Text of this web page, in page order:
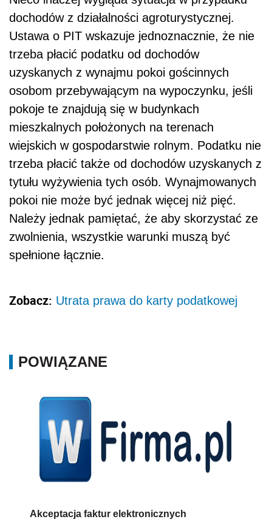
dochodów z działalności agroturystycznej.
Ustawa o PIT wskazuje jednoznacznie, że nie
trzeba płacić podatku od dochodów
uzyskanych z wynajmu pokoi gościnnych
osobom przebywającym na wypoczynku, jeśli
pokoje te znajdują się w budynkach
mieszkalnych położonych na terenach
wiejskich w gospodarstwie rolnym. Podatku nie
trzeba płacić także od dochodów uzyskanych z
tytułu wyżywienia tych osób. Wynajmowanych
pokoi nie może być jednak więcej niż pięć.
Należy jednak pamiętać, że aby skorzystać ze
zwolnienia, wszystkie warunki muszą być
spełnione łącznie.
Zobacz: Utrata prawa do karty podatkowej
POWIĄZANE
Akceptacja faktur elektronicznych